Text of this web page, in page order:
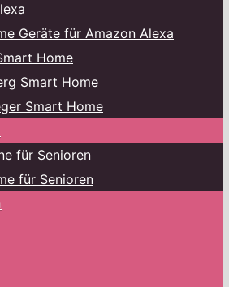
Geräte für Amazon Alexa
Home
Smart Home
Smart Home
für Senioren
für Senioren